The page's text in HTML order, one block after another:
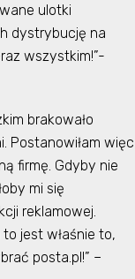
ulotki
dystrybucję na
wszystkim!”-
brakowało
Postanowiłam więc
firmę. Gdyby nie
mi się
reklamowej.
jest właśnie to,
posta.pl!” –